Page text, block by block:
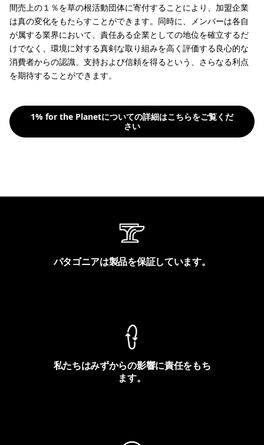
間売上の１％を草の根活動団体に寄付することにより、加盟企業
は真の変化をもたらすことができます。同時に、メンバーは各自
が属する業界において、責任ある企業としての地位を確立するだ
けでなく、環境に対する真剣な取り組みを高く評価する良心的な
消費者からの認識、支持および信頼を得るという、さらなる利点
を期待することができます。
1% for the Planetについての詳細はこちらをご覧くだ
さい
パタゴニアは製品を保証しています。
私たちはみずからの影響に責任をもち
ます。